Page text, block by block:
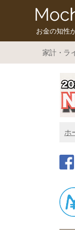
お金の知性
家計・ラ
ホ